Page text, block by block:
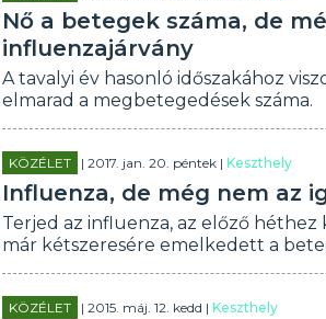
Nő a betegek száma, de
influenzajárvány
A tavalyi év hasonló időszakához
elmarad a megbetegedések száma.
KÖZÉLET | 2017. jan. 20. péntek |Keszthely
Influenza, de még nem az
Terjed az influenza, az előző héthez
már kétszeresére emelkedett a
KÖZÉLET | 2015. máj. 12. kedd |Keszthely